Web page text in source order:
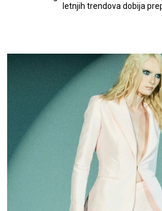
letnjih trendova dobija